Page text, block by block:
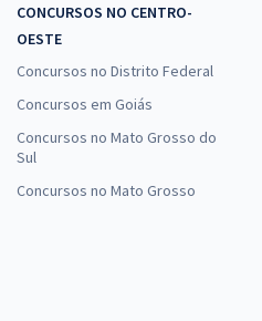
CONCURSOS NO CENTRO-
OESTE
Concursos no Distrito Federal
Concursos em Goiás
Concursos no Mato Grosso do
Sul
Concursos no Mato Grosso